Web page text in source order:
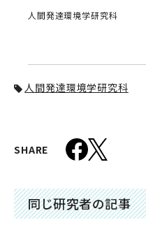
人間発達環境学研究科
人間発達環境学研究科
SHARE
同じ研究者の記事